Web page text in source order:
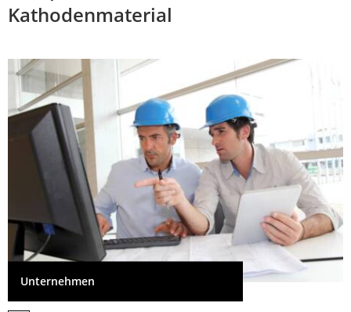
Kathodenmaterial
Unternehmen